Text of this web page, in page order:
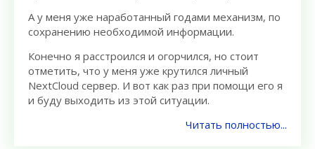
А у меня уже наработанный годами механизм, по
сохранению необходимой информации.
Конечно я расстроился и огорчился, но стоит
отметить, что у меня уже крутился личный
NextCloud сервер. И вот как раз при помощи его я
и буду выходить из этой ситуации.
Читать полностью...